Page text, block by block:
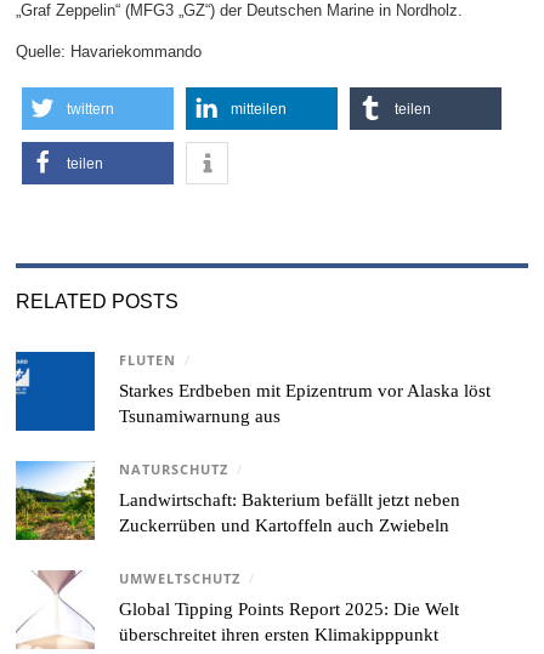
„Graf Zeppelin“ (MFG3 „GZ“) der Deutschen Marine in Nordholz.
Quelle: Havariekommando
twittern mitteilen teilen
teilen
RELATED POSTS
FLUTEN /
Starkes Erdbeben mit Epizentrum vor Alaska löst
Tsunamiwarnung aus
NATURSCHUTZ /
Landwirtschaft: Bakterium befällt jetzt neben
Zuckerrüben und Kartoffeln auch Zwiebeln
UMWELTSCHUTZ /
Global Tipping Points Report 2025: Die Welt
überschreitet ihren ersten Klimakipppunkt